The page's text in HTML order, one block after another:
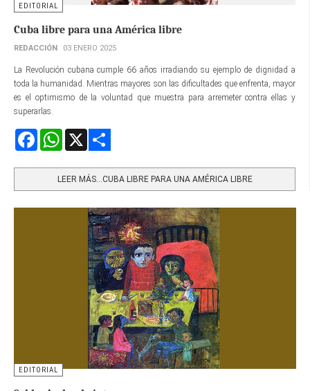
EDITORIAL
Cuba libre para una América libre
REDACCIÓN 03 ENERO 2025
La Revolución cubana cumple 66 años irradiando su ejemplo de dignidad a
toda la humanidad. Mientras mayores son las dificultades que enfrenta, mayor
es el optimismo de la voluntad que muestra para arremeter contra ellas y
superarlas.
FacebookWhatsApp
LEER MÁS…CUBA LIBRE PARA UNA AMÉRICA LIBRE
EDITORIAL